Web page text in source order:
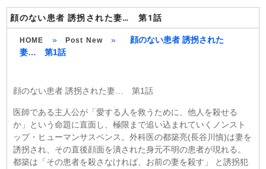
顔のない患者 誘拐された妻… 第1話
HOME » Post New »
顔のない患者 誘拐された
妻… 第1話
顔のない患者 誘拐された妻… 第1話
医師である主人公が「愛する人を救うために、他人を殺せる
か」という命題に直面し、極限まで追い込まれていくノンスト
ップ・ヒューマンサスペンス。外科医の都築亮(長谷川慎)は妻を
誘拐され、その直後顔面を潰された身元不明の患者が現れる。
都築は「その患者を殺さなければ、お前の妻を殺す」 と誘拐犯